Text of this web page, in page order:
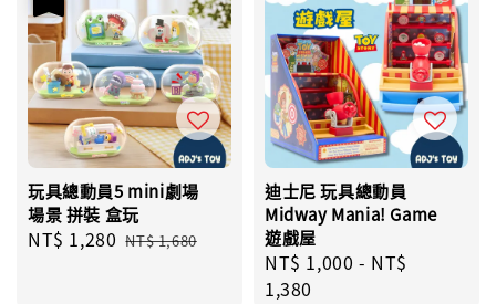
玩具總動員5 mini劇場
場景 拼裝 盒玩
Sale
NT$ 1,280 Regular
NT$ 1,680
迪士尼 玩具總動員
Midway Mania! Game
遊戲屋
Regular
price
NT$ 1,000 - NT$
1,380